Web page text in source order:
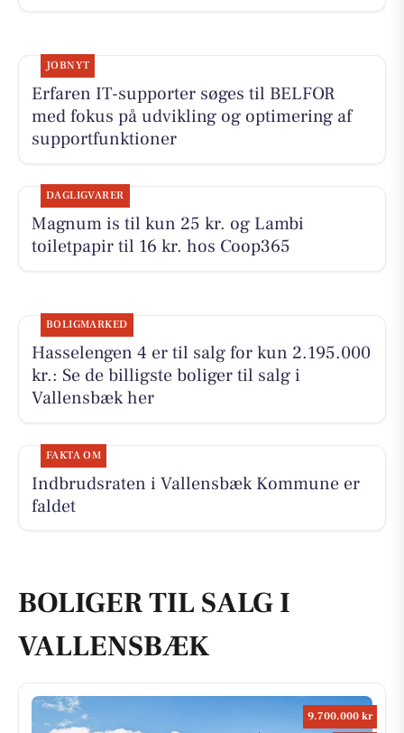
JOBNYT
Erfaren IT-supporter søges til BELFOR
med fokus på udvikling og optimering af
supportfunktioner
DAGLIGVARER
Magnum is til kun 25 kr. og Lambi
toiletpapir til 16 kr. hos Coop365
BOLIGMARKED
Hasselengen 4 er til salg for kun 2.195.000
kr.: Se de billigste boliger til salg i
Vallensbæk her
FAKTA OM
Indbrudsraten i Vallensbæk Kommune er
faldet
BOLIGER TIL SALG I
VALLENSBÆK
9.700.000 kr